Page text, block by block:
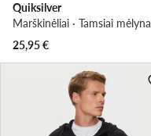
Quiksilver
Marškinėliai · Tamsiai mėlyna
25,95€